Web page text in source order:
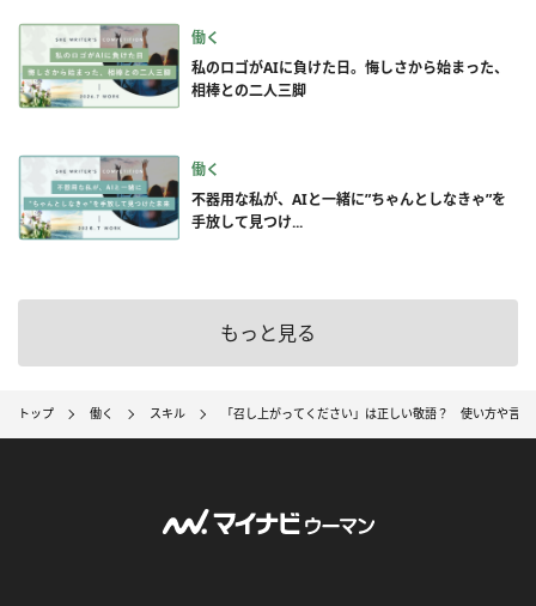
働く
私のロゴがAIに負けた日。悔しさから始まった、
相棒との二人三脚
働く
不器用な私が、AIと一緒に”ちゃんとしなきゃ”を
手放して見つけ...
もっと見る
トップ 働く スキル 「召し上がってください」は正しい敬語？ 使い方や言